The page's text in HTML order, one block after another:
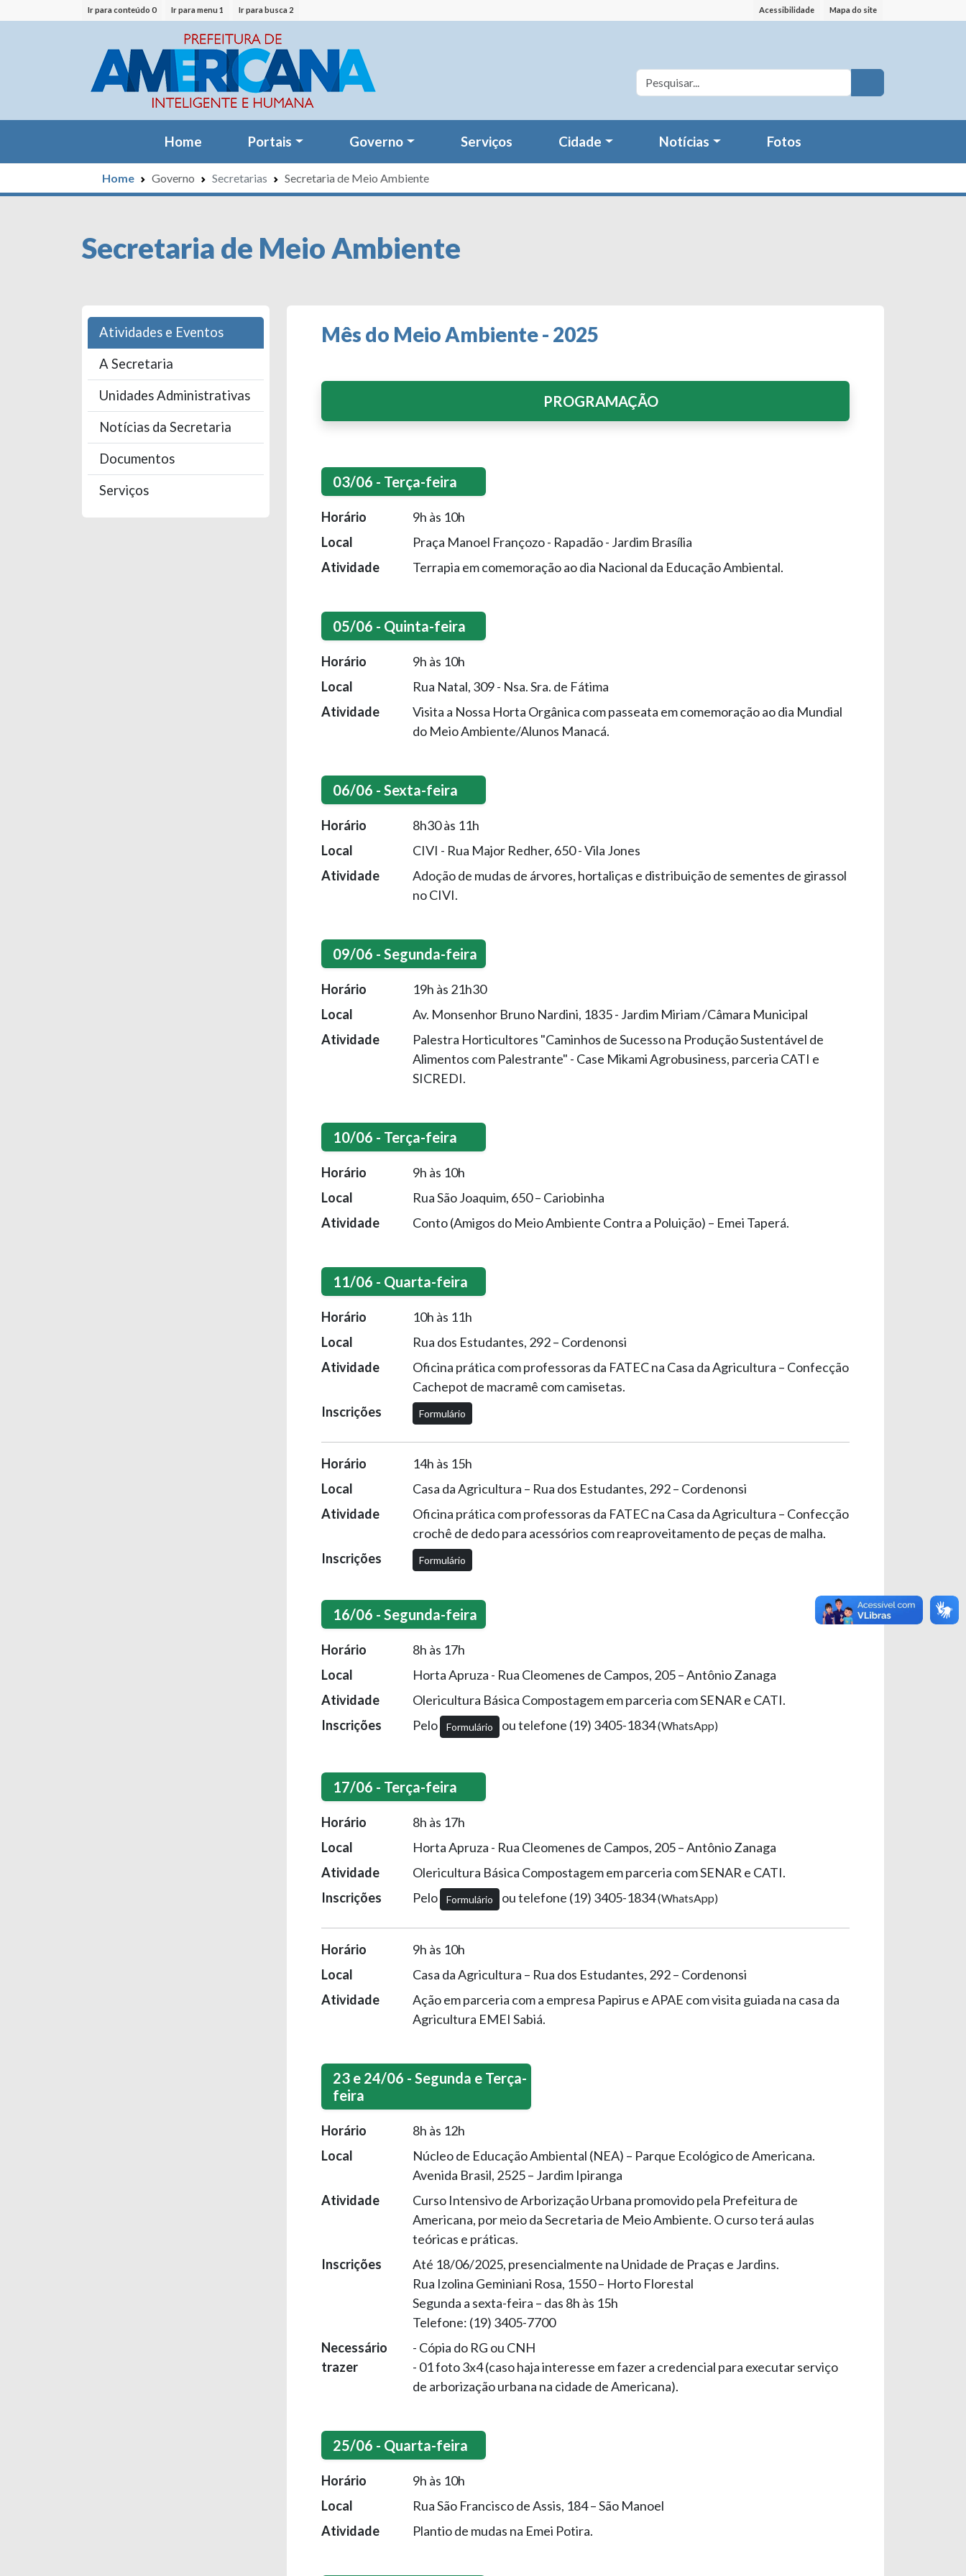
Ir para conteúdo 0 Ir para menu 1 Ir para busca 2 Acessibilidade Mapa do site
Home Portais Governo Serviços Cidade Notícias Fotos
Home Governo Secretarias Secretaria de Meio Ambiente
Secretaria de Meio Ambiente
Atividades e Eventos
A Secretaria
Unidades Administrativas
Notícias da Secretaria
Documentos
Serviços
Mês do Meio Ambiente - 2025
PROGRAMAÇÃO
03/06 - Terça-feira
Horário
9h às 10h
Local
Praça Manoel Françozo - Rapadão - Jardim Brasília
Atividade
Terrapia em comemoração ao dia Nacional da Educação Ambiental.
05/06 - Quinta-feira
Horário
9h às 10h
Local
Rua Natal, 309 - Nsa. Sra. de Fátima
Atividade
Visita a Nossa Horta Orgânica com passeata em comemoração ao dia Mundial
do Meio Ambiente/Alunos Manacá.
06/06 - Sexta-feira
Horário
8h30 às 11h
Local
CIVI - Rua Major Redher, 650 - Vila Jones
Atividade
Adoção de mudas de árvores, hortaliças e distribuição de sementes de girassol
no CIVI.
09/06 - Segunda-feira
Horário
19h às 21h30
Local
Av. Monsenhor Bruno Nardini, 1835 - Jardim Miriam /Câmara Municipal
Atividade
Palestra Horticultores "Caminhos de Sucesso na Produção Sustentável de
Alimentos com Palestrante" - Case Mikami Agrobusiness, parceria CATI e
SICREDI.
10/06 - Terça-feira
Horário
9h às 10h
Local
Rua São Joaquim, 650 – Cariobinha
Atividade
Conto (Amigos do Meio Ambiente Contra a Poluição) – Emei Taperá.
11/06 - Quarta-feira
Horário
10h às 11h
Local
Rua dos Estudantes, 292 – Cordenonsi
Atividade
Oficina prática com professoras da FATEC na Casa da Agricultura – Confecção
Cachepot de macramê com camisetas.
Inscrições
Formulário
Horário
14h às 15h
Local
Casa da Agricultura – Rua dos Estudantes, 292 – Cordenonsi
Atividade
Oficina prática com professoras da FATEC na Casa da Agricultura – Confecção
crochê de dedo para acessórios com reaproveitamento de peças de malha.
Inscrições
Formulário
16/06 - Segunda-feira
Horário
8h às 17h
Local
Horta Apruza - Rua Cleomenes de Campos, 205 – Antônio Zanaga
Atividade
Olericultura Básica Compostagem em parceria com SENAR e CATI.
Inscrições
Pelo Formulário ou telefone (19) 3405-1834(WhatsApp)
17/06 - Terça-feira
Horário
8h às 17h
Local
Horta Apruza - Rua Cleomenes de Campos, 205 – Antônio Zanaga
Atividade
Olericultura Básica Compostagem em parceria com SENAR e CATI.
Inscrições
Pelo Formulário ou telefone (19) 3405-1834(WhatsApp)
Horário
9h às 10h
Local
Casa da Agricultura – Rua dos Estudantes, 292 – Cordenonsi
Atividade
Ação em parceria com a empresa Papirus e APAE com visita guiada na casa da
Agricultura EMEI Sabiá.
23 e 24/06 - Segunda e Terça-
feira
Horário
8h às 12h
Local
Núcleo de Educação Ambiental (NEA) – Parque Ecológico de Americana.
Avenida Brasil, 2525 – Jardim Ipiranga
Atividade
Curso Intensivo de Arborização Urbana promovido pela Prefeitura de
Americana, por meio da Secretaria de Meio Ambiente. O curso terá aulas
teóricas e práticas.
Inscrições
Até 18/06/2025, presencialmente na Unidade de Praças e Jardins.
Rua Izolina Geminiani Rosa, 1550 – Horto Florestal
Segunda a sexta-feira – das 8h às 15h
Telefone: (19) 3405-7700
Necessário
trazer
- Cópia do RG ou CNH
- 01 foto 3x4 (caso haja interesse em fazer a credencial para executar serviço
de arborização urbana na cidade de Americana).
25/06 - Quarta-feira
Horário
9h às 10h
Local
Rua São Francisco de Assis, 184 – São Manoel
Atividade
Plantio de mudas na Emei Potira.